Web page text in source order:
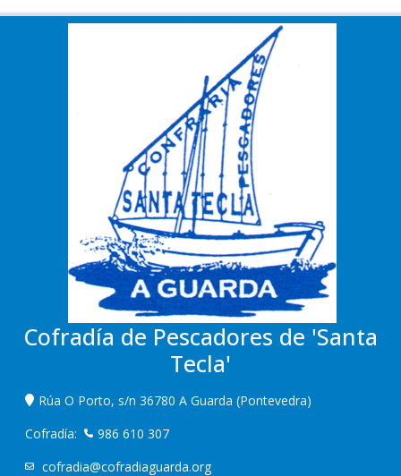
Cofradía de Pescadores de 'Santa
Tecla'
Rúa O Porto, s/n 36780 A Guarda (Pontevedra)
Cofradía:
986 610 307
cofradia@cofradiaguarda.org